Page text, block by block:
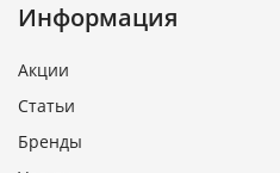
Информация
Акции
Статьи
Бренды